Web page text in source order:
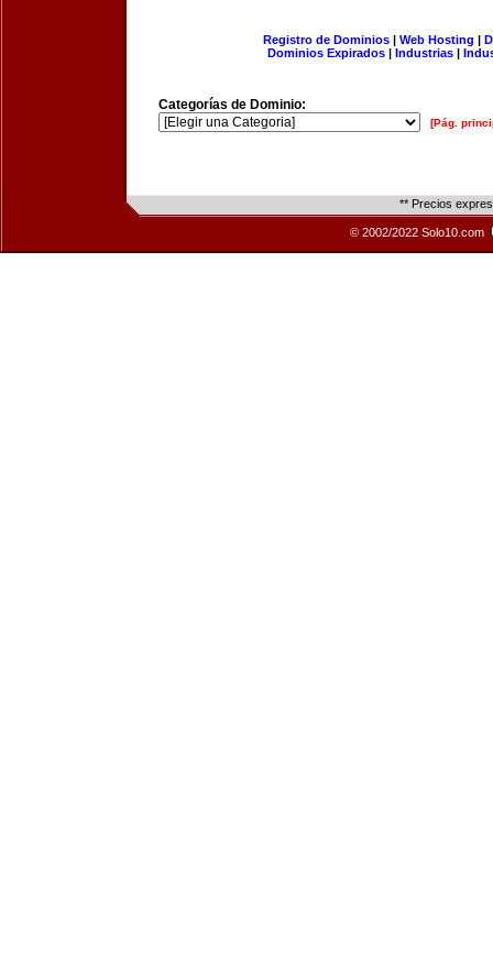
Registro de Dominios| Web Hosting |
Dominios Expirados | Industrias |
Categorías de Dominio:
[Pág.
** Precios
© 2002/2022 Solo10.com